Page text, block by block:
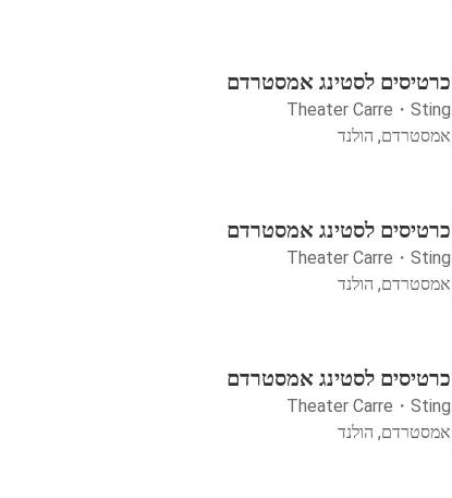
כרטיסים לסטינג אמסטרדם
Sting
・
Theater Carre
אמסטרדם, הולנד
כרטיסים לסטינג אמסטרדם
Sting
・
Theater Carre
אמסטרדם, הולנד
כרטיסים לסטינג אמסטרדם
Sting
・
Theater Carre
אמסטרדם, הולנד